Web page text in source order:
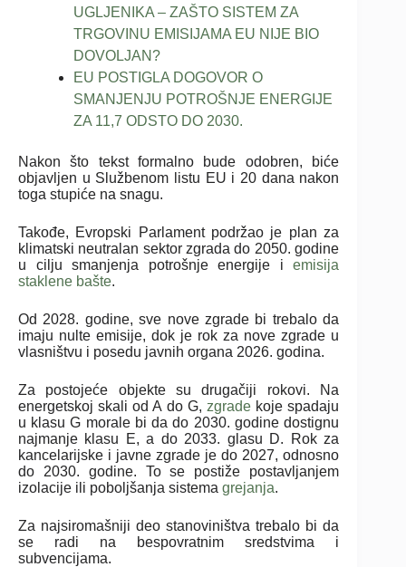
UGLJENIKA – ZAŠTO SISTEM ZA
TRGOVINU EMISIJAMA EU NIJE BIO
DOVOLJAN?
EU POSTIGLA DOGOVOR O
SMANJENJU POTROŠNJE ENERGIJE
ZA 11,7 ODSTO DO 2030.
Nakon što tekst formalno bude odobren, biće
objavljen u Službenom listu EU i 20 dana nakon
toga stupiće na snagu.
Takođe, Evropski Parlament podržao je plan za
klimatski neutralan sektor zgrada do 2050. godine
u cilju smanjenja potrošnje energije iemisija
staklene bašte.
Od 2028. godine, sve nove zgrade bi trebalo da
imaju nulte emisije, dok je rok za nove zgrade u
vlasništvu i posedu javnih organa 2026. godina.
Za postojeće objekte su drugačiji rokovi. Na
energetskoj skali od A do G, zgradekoje spadaju
u klasu G morale bi da do 2030. godine dostignu
najmanje klasu E, a do 2033. glasu D. Rok za
kancelarijske i javne zgrade je do 2027, odnosno
do 2030. godine. To se postiže postavljanjem
izolacije ili poboljšanja sistema grejanja.
Za najsiromašniji deo stanoviništva trebalo bi da
se radi na bespovratnim sredstvima i
subvencijama.